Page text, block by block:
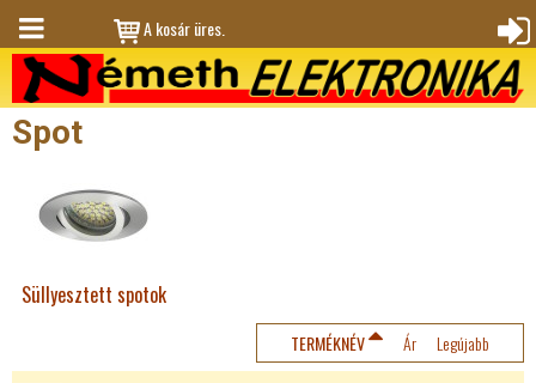
A kosár üres.
Bejele
ntkez
Spot
Süllyesztett spotok
TERMÉKNÉV Ár Legújabb
M
en
ü